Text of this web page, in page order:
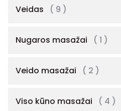
Veidas ( 9 )
Nugaros masažai ( 1 )
Veido masažai ( 2 )
Viso kūno masažai ( 4 )